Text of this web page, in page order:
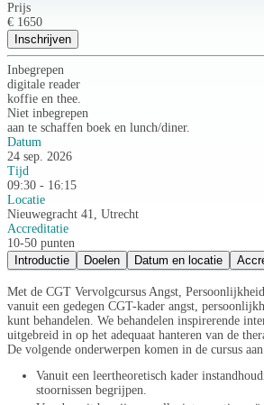
Prijs
€ 1650
Inschrijven
Inbegrepen
digitale reader
koffie en thee.
Niet inbegrepen
aan te schaffen boek en lunch/diner.
Datum
24 sep. 2026
Tijd
09:30 - 16:15
Locatie
Nieuwegracht 41, Utrecht
Accreditatie
10-50 punten
Introductie
Doelen Datum en locatie
Met de CGT Vervolgcursus Angst,
vanuit een gedegen CGT-kader angst,
kunt behandelen. We behandelen inspirerende
uitgebreid in op het adequaat hanteren van de
De volgende onderwerpen komen in de cursus
Vanuit een leertheoretisch kader
stoornissen begrijpen.